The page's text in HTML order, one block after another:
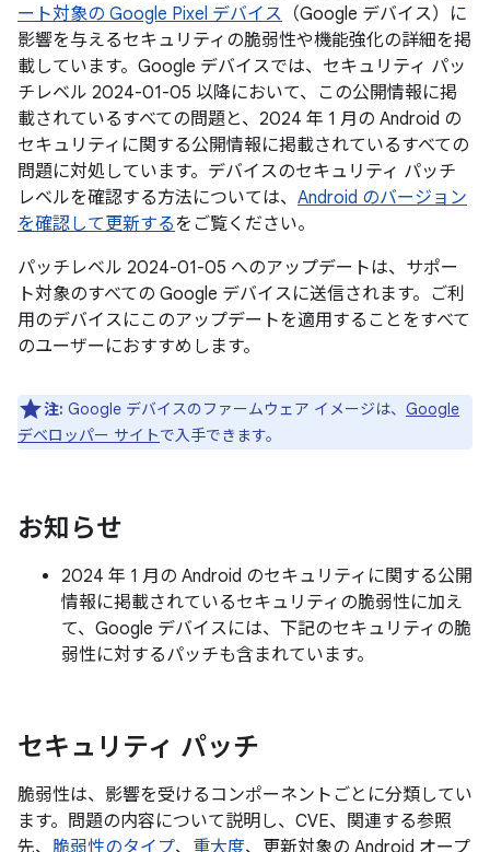
ート対象の Google Pixel デバイス （Google デバイス）に
影響を与えるセキュリティの脆弱性や機能強化の詳細を掲
載しています。Google デバイスでは、セキュリティ パッ
チレベル 2024-01-05 以降において、この公開情報に掲
載されているすべての問題と、2024 年 1 月の Android の
セキュリティに関する公開情報に掲載されているすべての
問題に対処しています。デバイスのセキュリティ パッチ
レベルを確認する方法については、 Android のバージョン
を確認して更新するをご覧ください。
パッチレベル 2024-01-05 へのアップデートは、サポー
ト対象のすべての Google デバイスに送信されます。ご利
用のデバイスにこのアップデートを適用することをすべて
のユーザーにおすすめします。
注: Google デバイスのファームウェア イメージは、 Google
デベロッパー サイトで入手できます。
お知らせ
2024 年 1 月の Android のセキュリティに関する公開
情報に掲載されているセキュリティの脆弱性に加え
て、Google デバイスには、下記のセキュリティの脆
弱性に対するパッチも含まれています。
セキュリティ パッチ
脆弱性は、影響を受けるコンポーネントごとに分類してい
ます。問題の内容について説明し、CVE、関連する参照
先、 脆弱性のタイプ、 重大度、更新対象の Android オープ